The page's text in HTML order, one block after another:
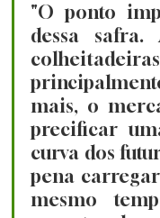
"O ponto
dessa
mais, o
precificar
curva dos
pena
mesmo